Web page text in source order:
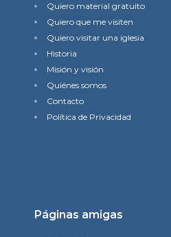
Quiero material gratuito
Quiero que me visiten
Quiero visitar una iglesia
Historia
Misión y visión
Quiénes somos
Contacto
Política de Privacidad
Páginas amigas